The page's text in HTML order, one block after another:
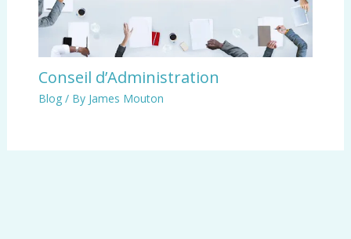
Conseil d’Administration
Blog/ By James Mouton